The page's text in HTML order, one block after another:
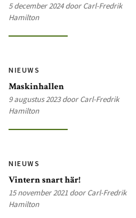
5 december 2024 door Carl-Fredrik
Hamilton
NIEUWS
Maskinhallen
9 augustus 2023 door Carl-Fredrik
Hamilton
NIEUWS
Vintern snart här!
15 november 2021 door Carl-Fredrik
Hamilton